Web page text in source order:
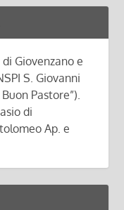
Giovenzano e
S. Giovanni
Pastore”).
di
Ap. e